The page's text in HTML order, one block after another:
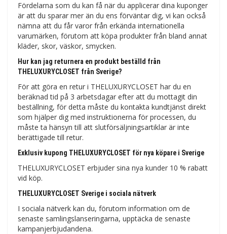
Fördelarna som du kan få när du applicerar dina kuponger
är att du sparar mer än du ens förväntar dig, vi kan också
nämna att du får varor från erkända internationella
varumärken, förutom att köpa produkter från bland annat
kläder, skor, väskor, smycken.
Hur kan jag returnera en produkt beställd från
THELUXURYCLOSET från Sverige?
För att göra en retur i THELUXURYCLOSET har du en
beräknad tid på 3 arbetsdagar efter att du mottagit din
beställning, för detta måste du kontakta kundtjänst direkt
som hjälper dig med instruktionerna för processen, du
måste ta hänsyn till att slutförsäljningsartiklar är inte
berättigade till retur.
Exklusiv kupong THELUXURYCLOSET för nya köpare i Sverige
THELUXURYCLOSET erbjuder sina nya kunder 10 % rabatt
vid köp.
THELUXURYCLOSET Sverige i sociala nätverk
I sociala nätverk kan du, förutom information om de
senaste samlingslanseringarna, upptäcka de senaste
kampanjerbjudandena.